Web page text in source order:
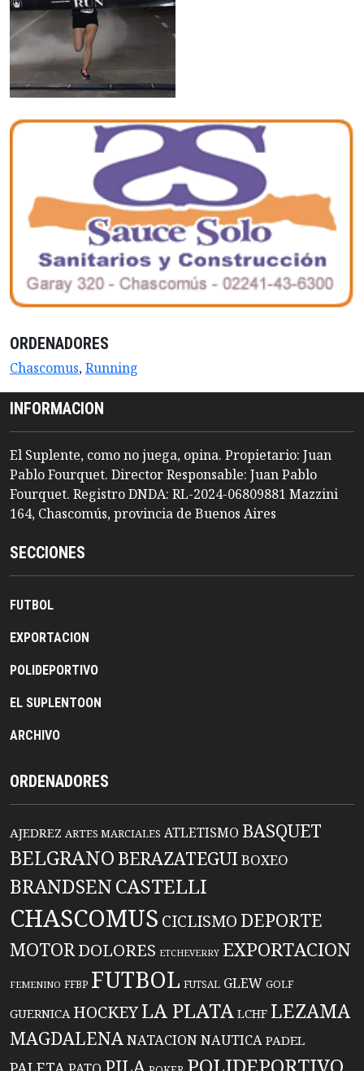
ORDENADORES
Chascomus,Running
INFORMACION
El Suplente, como no juega, opina. Propietario: Juan
Pablo Fourquet. Director Responsable: Juan Pablo
Fourquet. Registro DNDA: RL-2024-06809881 Mazzini
164, Chascomús, provincia de Buenos Aires
SECCIONES
FUTBOL
EXPORTACION
POLIDEPORTIVO
EL SUPLENTOON
ARCHIVO
ORDENADORES
AJEDREZ ARTES MARCIALES ATLETISMO BASQUET
BELGRANO BERAZATEGUIBOXEO
BRANDSENCASTELLI
CHASCOMUS CICLISMO DEPORTE
MOTORDOLORES ETCHEVERRY EXPORTACION
FEMENINO FFBP FUTBOL FUTSAL GLEW GOLF
GUERNICA HOCKEYLA PLATA LCHF LEZAMA
MAGDALENANATACIONNAUTICA PADEL